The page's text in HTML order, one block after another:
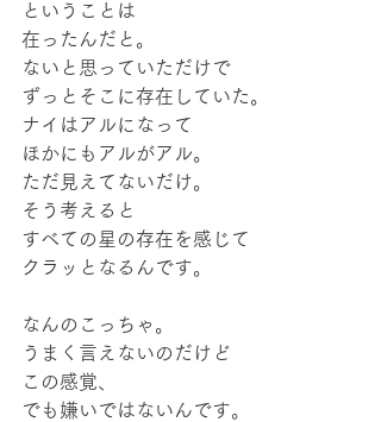
ということは
在ったんだと。
ないと思っていただけで
ずっとそこに存在していた。
ナイはアルになって
ほかにもアルがアル。
ただ見えてないだけ。
そう考えると
すべての星の存在を感じて
クラッとなるんです。
なんのこっちゃ。
うまく言えないのだけど
この感覚、
でも嫌いではないんです。